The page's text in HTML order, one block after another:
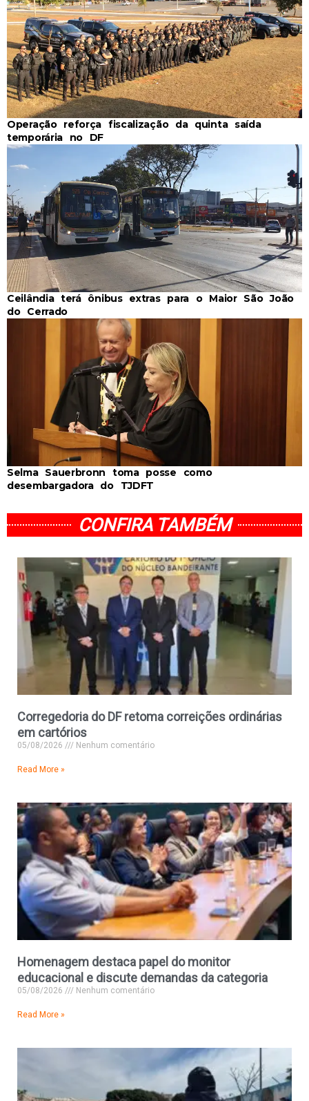
Operação reforça fiscalização da quinta saída
temporária no DF
Ceilândia terá ônibus extras para o Maior São João
do Cerrado
Selma Sauerbronn toma posse como
desembargadora do TJDFT
CONFIRA TAMBÉM
Corregedoria do DF retoma correições ordinárias
em cartórios
05/08/2026 Nenhum comentário
Read More »
Homenagem destaca papel do monitor
educacional e discute demandas da categoria
05/08/2026 Nenhum comentário
Read More »